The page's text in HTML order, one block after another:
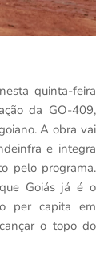
quinta-feira
da GO-409,
A obra vai
e integra
pelo programa.
Goiás já é o
per capita em
o topo do